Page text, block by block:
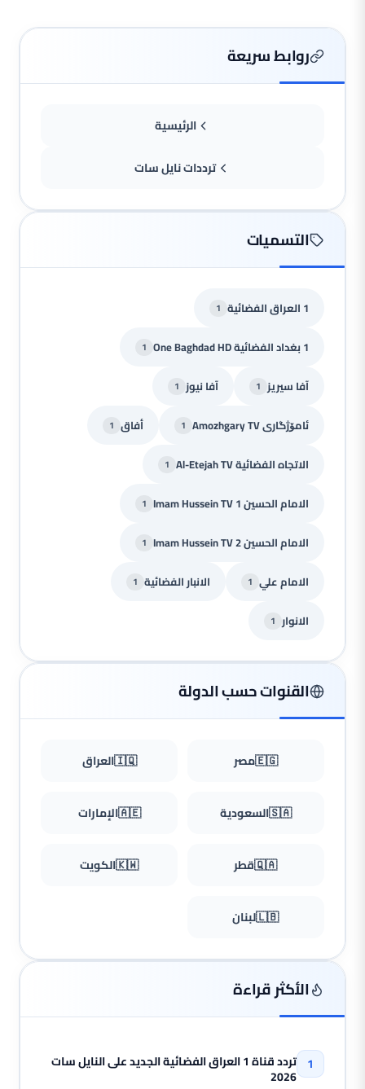
روابط سريعة
الرئيسية
ترددات نايل سات
التسميات
1 العراق الفضائية 1
1 بغداد الفضائية One Baghdad HD 1
آفا سيريز 1 آفا نيوز 1
ئامۆژگاری Amozhgary TV 1 أفاق 1
الاتجاه الفضائية Al-Etejah TV 1
الامام الحسين Imam Hussein TV 1 1
الامام الحسين Imam Hussein TV 2 1
الامام علي 1 الانبار الفضائية 1
الانوار 1
القنوات حسب الدولة
🇪🇬مصر 🇮🇶العراق
🇸🇦السعودية 🇦🇪الإمارات
🇶🇦قطر 🇰🇼الكويت
🇱🇧لبنان
الأكثر قراءة
تردد قناة 1 العراق الفضائية الجديد على النايل سات
2026